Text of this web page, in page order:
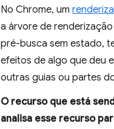
No Chrome, um
a árvore de
pré-busca sem estado,
efeitos de algo que deu
outras guias ou partes
O recurso que está
analisa esse recurso